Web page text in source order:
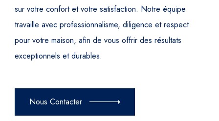
sur votre confort et votre satisfaction. Notre équipe
travaille avec professionnalisme, diligence et respect
pour votre maison, afin de vous offrir des résultats
exceptionnels et durables.
Nous Contacter